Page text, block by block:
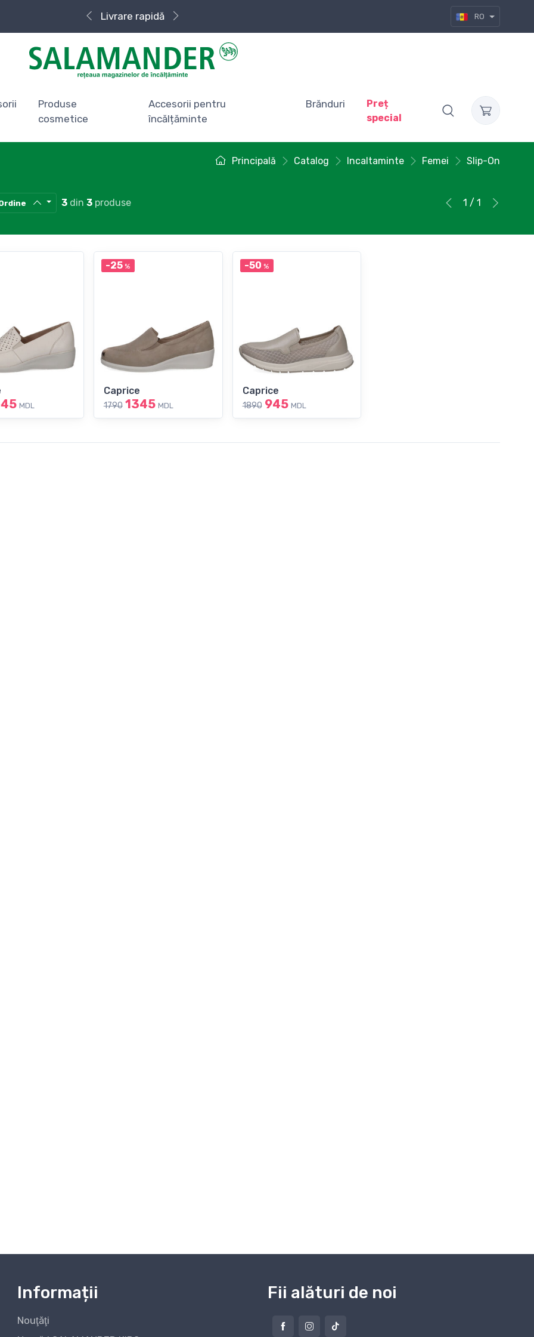
Livrare rapidă RO
Produse
cosmetice
Accesorii pentru
încălțăminte
Brănduri
Preț
special
Principală Catalog Incaltaminte Femei Slip-On
3 din 3 produse 1 / 1
MDL
-25 %
Caprice
1790 1345 MDL
-50 %
Caprice
1890 945 MDL
Informații
Nouţăţi
Fii alături de noi